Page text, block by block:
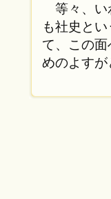
等々、い
も社史と
て、この
めのよすが